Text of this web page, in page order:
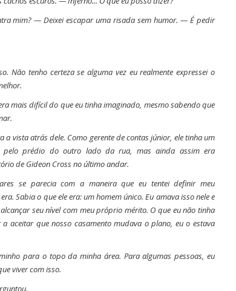
mim?— Deixei escapar uma risada sem humor.— É pedir
Não tenho certeza se alguma vez eu realmente expressei o
mais difícil do que eu tinha imaginado, mesmo sabendo que
vista atrás dele. Como gerente de contas júnior, ele tinha um
pelo prédio do outro lado da rua, mas ainda assim era
de Gideon Cross no último andar.
se parecia com a maneira que eu tentei definir meu
era. Sabiao queele era: um homem único. Eu amava isso nele e
seu nível com meu próprio mérito. O que eu não tinha
aceitar que nosso casamento mudava o plano, eu o estava
para o topo da minha área. Para algumas pessoas, eu
viver com isso.